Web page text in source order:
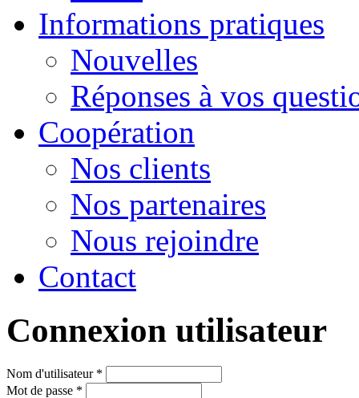
Informations pratiques
Nouvelles
Réponses à vos
Сoopération
Nos clients
Nos partenaires
Nous rejoindre
Contact
Connexion utilisateur
Nom d'utilisateur *
Mot de passe *